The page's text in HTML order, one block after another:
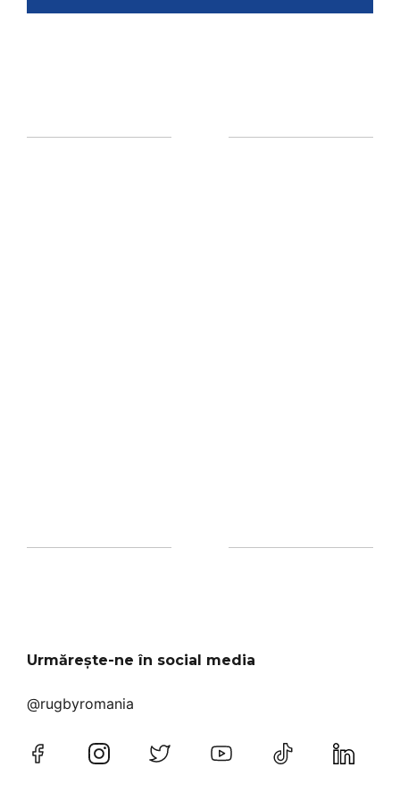
Urmărește-ne în social media
@rugbyromania